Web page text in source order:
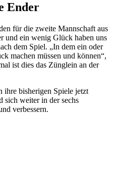
Ender
für die zweite Mannschaft aus
und ein wenig Glück haben uns
dem Spiel. „In dem ein oder
machen müssen und können“,
ist dies das Zünglein an der
ihre bisherigen Spiele jetzt
sich weiter in der sechs
verbessern.